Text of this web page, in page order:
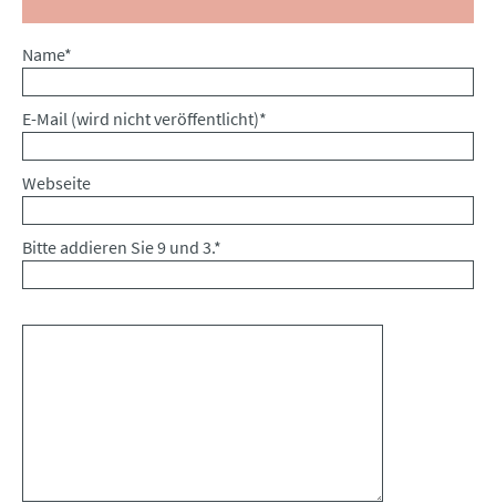
Pflichtfeld
Name*
Pflichtfeld
E-Mail (wird nicht veröffentlicht)*
Webseite
Bitte addieren Sie 9 und 3.*